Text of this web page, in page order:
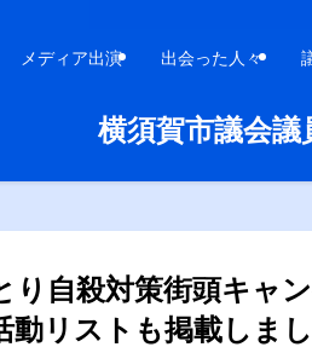
横須賀市議会議
メディア出演 出会った人々
り自殺対策街頭キャ
動リストも掲載しま